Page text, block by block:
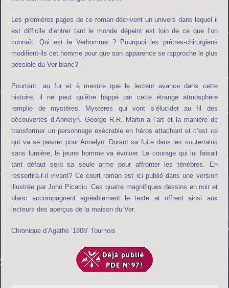
Les premières pages de ce roman décrivent un univers dans lequel il
est difficile d’entrer tant le monde dépeint est loin de ce que l’on
connaît. Qui est le Verhomme ? Pourquoi les prêtres-chirurgiens
modifient-ils cet homme pour que son apparence se rapproche le plus
possible du Ver blanc?
Pourtant, au fur et à mesure que le lecteur avance dans cette
histoire, il ne peut qu’être happé par cette étrange atmosphère
remplie de mystères. Mystères qui vont s’élucider au fil des
découvertes d’Annelyn. George R.R. Martin a l’art et la manière de
transformer un personnage exécrable en héros attachant et c’est ce
qui va se passer pour Annelyn. Durant sa fuite dans les souterrains
sans lumière, le jeune homme va évoluer. Le courage qui lui faisait
tant défaut sera sa seule arme pour affronter les ténèbres. En
ressortira-t-il vivant? Ce court roman est ici publié dans une version
illustrée par John Picacio. Ces quatre magnifiques dessins en noir et
blanc accompagnent agréablement le texte et offrent ainsi aux
lecteurs des aperçus de la maison du Ver.
Chronique d’Agathe ‘1808’ Tournois